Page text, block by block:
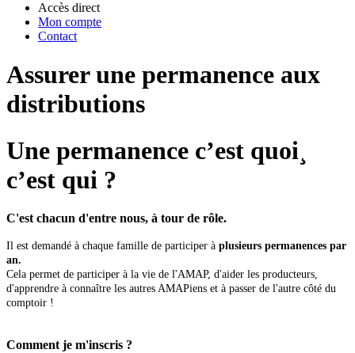
Accès direct
Mon compte
Contact
Assurer une permanence aux
distributions
Une permanence c’est quoi¸
c’est qui ?
C'est chacun d'entre nous, à tour de rôle.
Il est demandé à chaque famille de participer à plusieurs permanences par
an.
Cela permet de participer à la vie de l'AMAP, d'aider les producteurs,
d'apprendre à connaître les autres AMAPiens et à passer de l'autre côté du
comptoir !
Comment je m'inscris ?